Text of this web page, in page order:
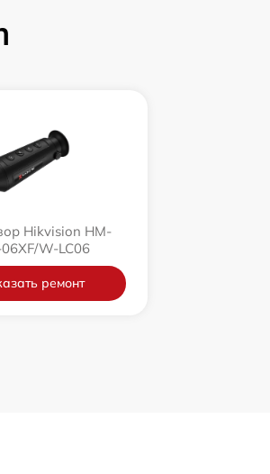
Hikvision HM-
W-LC06
ремонт